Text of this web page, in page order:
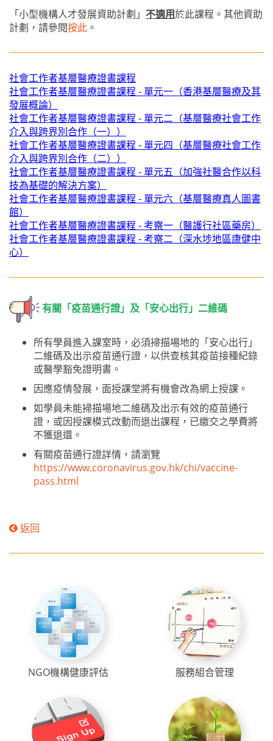
「小型機構人才發展資助計劃」 不適用於此課程。其他資助
計劃，請參閱按此 。
社會工作者基層醫療證書課程
社會工作者基層醫療證書課程 - 單元一（香港基層醫療及其
發展概論）
社會工作者基層醫療證書課程 - 單元二（基層醫療社會工作
介入與跨界別合作（一））
社會工作者基層醫療證書課程 - 單元四（基層醫療社會工作
介入與跨界別合作（二））
社會工作者基層醫療證書課程 - 單元五（加強社醫合作以科
技為基礎的解決方案）
社會工作者基層醫療證書課程 - 單元六（基層醫療真人圖書
館）
社會工作者基層醫療證書課程 - 考察一（醫護行社區藥房）
社會工作者基層醫療證書課程 - 考察二（深水埗地區康健中
心）
有關「疫苗通行證」及「安心出行」二維碼
所有學員進入課室時，必須掃描場地的「安心出行」
二維碼及出示疫苗通行證，以供查核其疫苗接種紀錄
或醫學豁免證明書。
因應疫情發展，面授課堂將有機會改為網上授課。
如學員未能掃描場地二維碼及出示有效的疫苗通行
證，或因授課模式改動而退出課程，已繳交之學費將
不獲退還。
有關疫苗通行證詳情，請瀏覽
https://www.coronavirus.gov.hk/chi/vaccine-
pass.html
返回
NGO機構健康評估 服務組合管理